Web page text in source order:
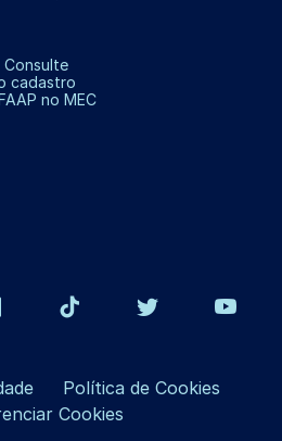
Consulte
cadastro
no MEC
Política de Cookies
Cookies